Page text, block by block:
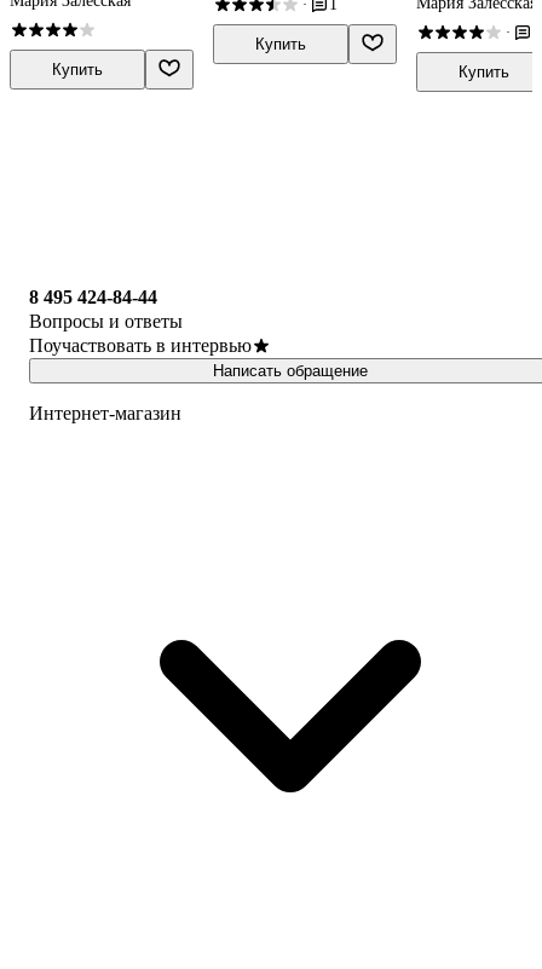
Купить
·
Купить
·
Купить
8 495 424-84-44
Вопросы и ответы
Поучаствовать в интервью
Написать обращение
Интернет-магазин